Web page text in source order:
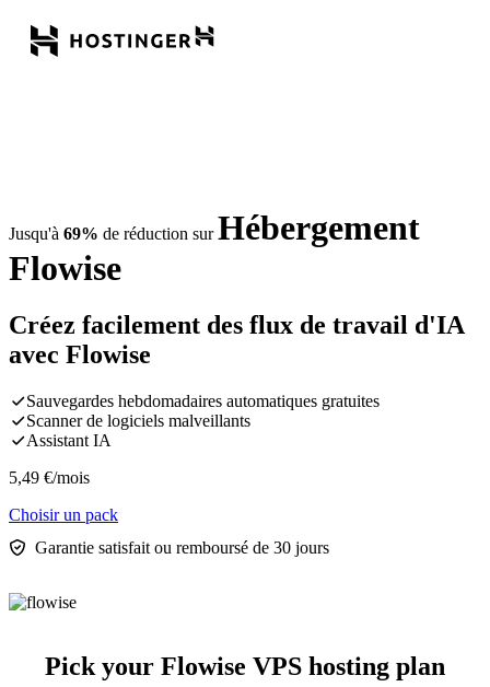
Jusqu'à 69% de réduction surHébergement
Flowise
Créez facilement des flux de travail d'IA
avec Flowise
Sauvegardes hebdomadaires automatiques gratuites
Scanner de logiciels malveillants
Assistant IA
5,49 €/mois
Choisir un pack
Garantie satisfait ou remboursé de 30 jours
Pick your Flowise VPS hosting plan